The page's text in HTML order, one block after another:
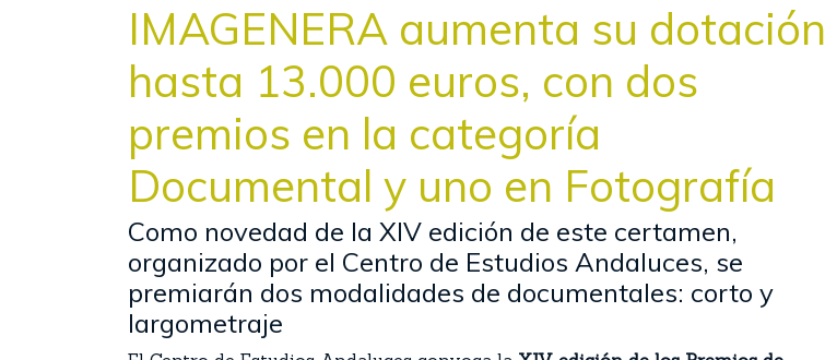
IMAGENERA aumenta su dotación
hasta 13.000 euros, con dos
premios en la categoría
Documental y uno en Fotografía
Como novedad de la XIV edición de este certamen,
organizado por el Centro de Estudios Andaluces, se
premiarán dos modalidades de documentales: corto y
largometraje